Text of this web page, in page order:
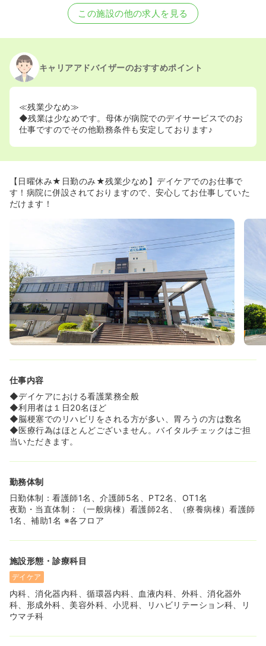
この施設の他の求人を見る
キャリアアドバイザーのおすすめポイント
≪残業少なめ≫
◆残業は少なめです。母体が病院でのデイサービスでのお
仕事ですのでその他勤務条件も安定しております♪
【日曜休み★日勤のみ★残業少なめ】デイケアでのお仕事で
す！病院に併設されておりますので、安心してお仕事していた
だけます！
仕事内容
◆デイケアにおける看護業務全般
◆利用者は１日20名ほど
◆脳梗塞でのリハビリをされる方が多い、胃ろうの方は数名
◆医療行為はほとんどございません。バイタルチェックはご担
当いただきます。
勤務体制
日勤体制：看護師1名、介護師5名、PT2名、OT1名
夜勤・当直体制：（一般病棟）看護師2名、（療養病棟）看護師
1名、補助1名 ※各フロア
施設形態・診療科目
デイケア
内科、消化器内科、循環器内科、血液内科、外科、消化器外
科、形成外科、美容外科、小児科、リハビリテーション科、リ
ウマチ科